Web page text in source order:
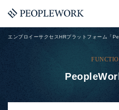
エンプロイーサクセスHRプラットフォーム「